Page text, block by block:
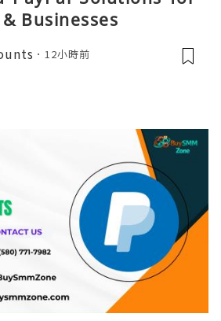
Businesses
12小時前